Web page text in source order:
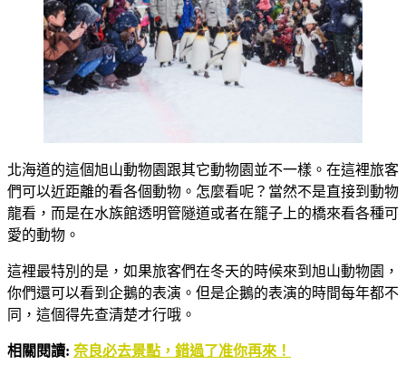
北海道的這個旭山動物園跟其它動物園並不一樣。在這裡旅客
們可以近距離的看各個動物。怎麼看呢？當然不是直接到動物
龍看，而是在水族館透明管隧道或者在籠子上的橋來看各種可
愛的動物。
這裡最特別的是，如果旅客們在冬天的時候來到旭山動物園，
你們還可以看到企鵝的表演。但是企鵝的表演的時間每年都不
同，這個得先查清楚才行哦。
相關閱讀: 奈良必去景點，錯過了准你再來！